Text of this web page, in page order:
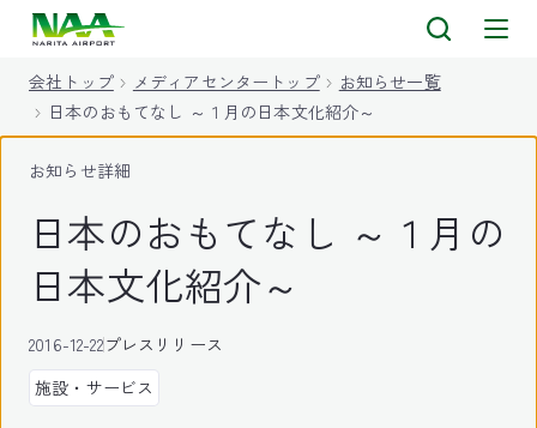
会社トップ メディアセンタートップ
お知らせ一覧
日本のおもてなし ～１月の日本文化紹介～
お知らせ詳細
日本のおもてなし ～１月の
日本文化紹介～
2016-12-22プレスリリース
施設・サービス